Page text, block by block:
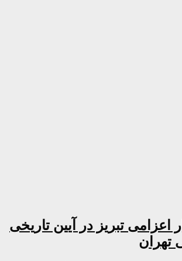
اعزامی تبریز در آیین تاریخی
تهران